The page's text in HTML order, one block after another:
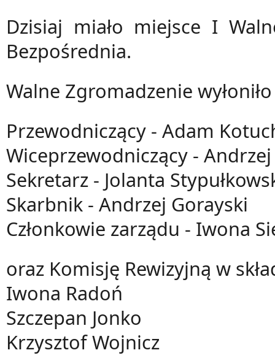
Dzisiaj miało miejsce I
Bezpośrednia.
Walne Zgromadzenie
Przewodniczący - Adam
Wiceprzewodniczący -
Sekretarz - Jolanta
Skarbnik - Andrzej Gorayski
Członkowie zarządu - Iwona
oraz Komisję Rewizyjną w
Iwona Radoń
Szczepan Jonko
Krzysztof Wojnicz